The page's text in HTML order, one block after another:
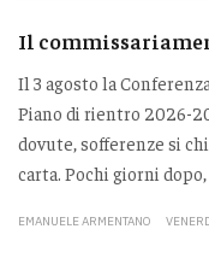
Il
Il 3 agosto la
Piano di rientro 2026-
dovute, sofferenze si
carta. Pochi giorni
EMANUELE ARMENTANO